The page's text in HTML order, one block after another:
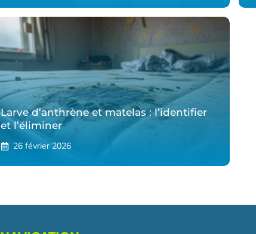
Larve d’anthrène et matelas : l’identifier
et l’éliminer
26 février 2026